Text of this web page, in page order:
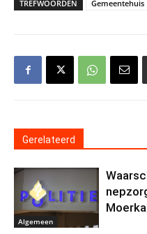
TREFWOORDEN Gemeentehuis
Gerelateerd
Algemeen